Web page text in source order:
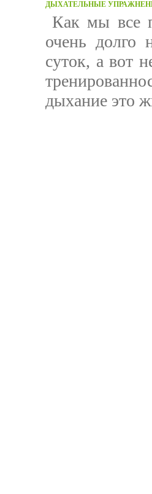
ДЫХАТЕЛЬНЫЕ
Как мы все
очень долго
суток, а вот
дыхание это